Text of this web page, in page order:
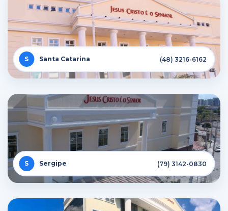
Santa Catarina (48) 3216-6162
Sergipe (79) 3142-0830